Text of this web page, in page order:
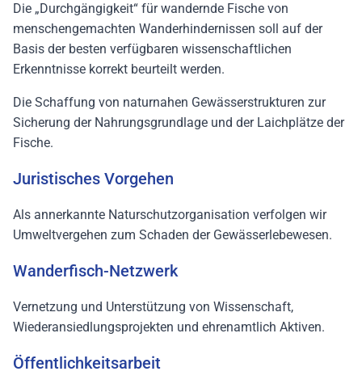
Die „Durchgängigkeit“ für wandernde Fische von
menschengemachten Wanderhindernissen soll auf der
Basis der besten verfügbaren wissenschaftlichen
Erkenntnisse korrekt beurteilt werden.
Die Schaffung von naturnahen Gewässerstrukturen zur
Sicherung der Nahrungsgrundlage und der Laichplätze der
Fische.
Juristisches Vorgehen
Als annerkannte Naturschutzorganisation verfolgen wir
Umweltvergehen zum Schaden der Gewässerlebewesen.
Wanderfisch-Netzwerk
Vernetzung und Unterstützung von Wissenschaft,
Wiederansiedlungsprojekten und ehrenamtlich Aktiven.
Öffentlichkeitsarbeit